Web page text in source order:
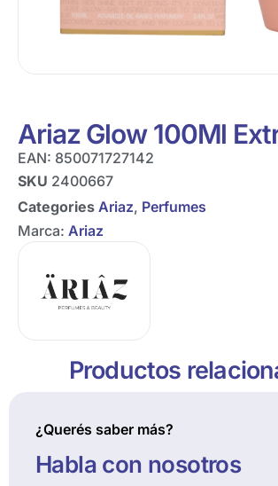
Ariaz Glow 100Ml
EAN: 850071727142
SKU 2400667
Categories Ariaz, Perfumes
Marca: Ariaz
Productos
¿Querés saber más?
Habla con nosotros